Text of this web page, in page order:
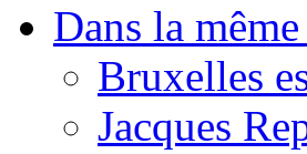
Dans la
Bruxelles
Jacques